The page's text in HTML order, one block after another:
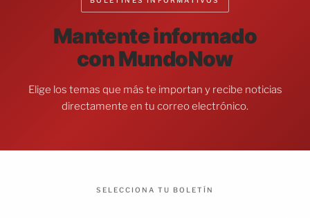
Mantente informado
con MundoNow
Elige los temas que más te importan y recibe noticias
directamente en tu correo electrónico.
SELECCIONA TU BOLETÍN